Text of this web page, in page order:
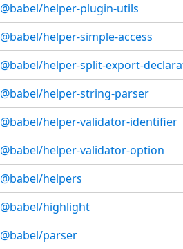
@babel/helper-plugin-utils
@babel/helper-simple-access
@babel/helper-split-export-
@babel/helper-string-parser
@babel/helper-validator-identifier
@babel/helper-validator-option
@babel/helpers
@babel/highlight
@babel/parser